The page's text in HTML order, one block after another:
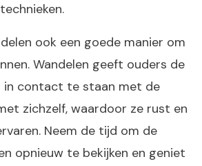
ook een goede manier om
Wandelen geeft ouders de
in contact te staan met de
zichzelf, waardoor ze rust en
Neem de tijd om de
opnieuw te bekijken en geniet